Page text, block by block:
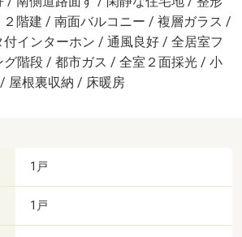
階建 / 南面バルコニー / 複層ガラス /
インターホン / 通風良好 / 全居室フ
グ階段 / 都市ガス / 全室２面採光 / 小
屋根裏収納 / 床暖房
1戸
1戸